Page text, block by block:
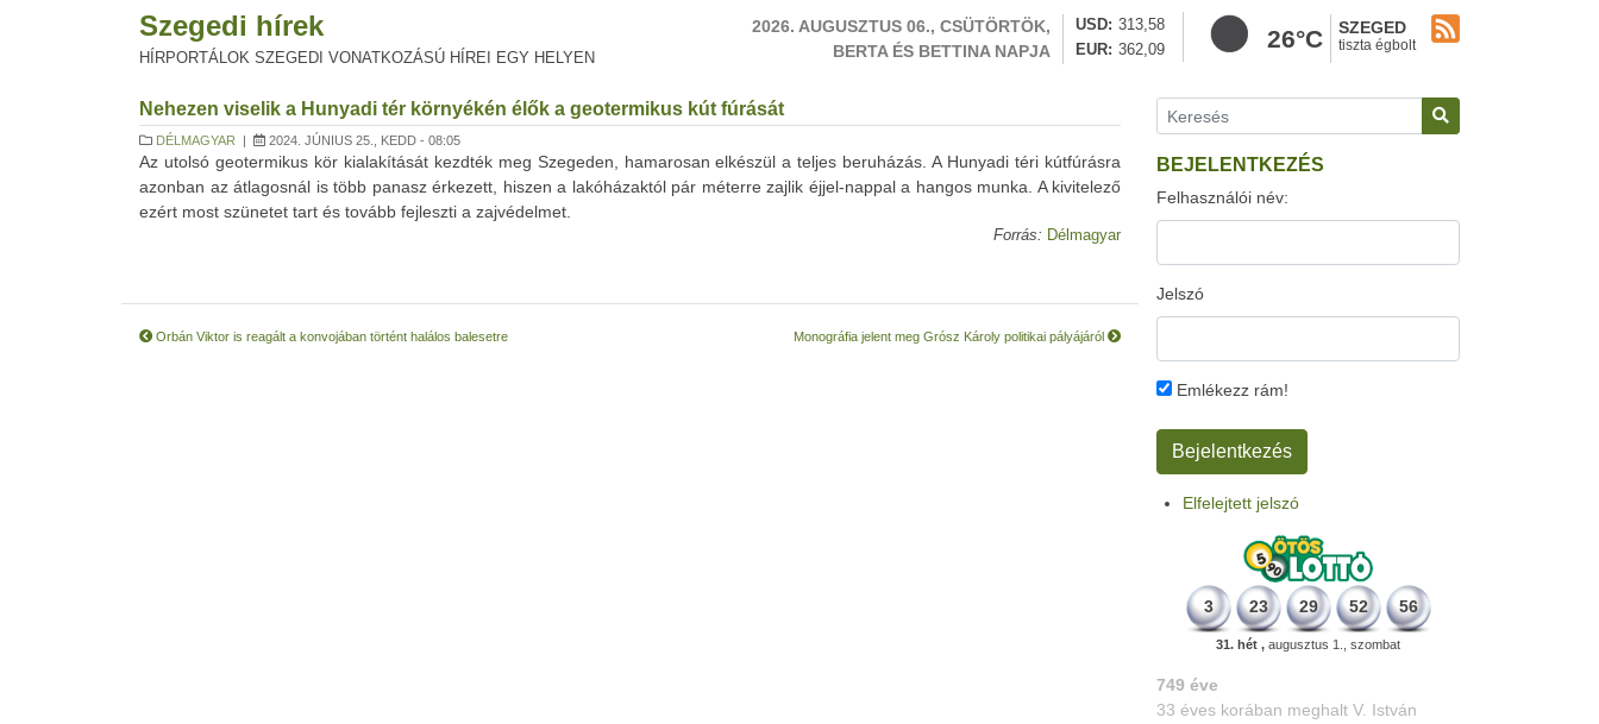
Szegedi hírek
HÍRPORTÁLOK SZEGEDI VONATKOZÁSÚ HÍREI EGY HELYEN
2026. AUGUSZTUS 06., CSÜTÖRTÖK,
BERTA ÉS BETTINA NAPJA
USD
313,58
EUR
362,09 26°C SZEGED
tiszta égbolt
Nehezen viselik a Hunyadi tér környékén élők a geotermikus kút fúrását
DÉLMAGYAR | 2024. JÚNIUS 25., KEDD - 08:05
Az utolsó geotermikus kör kialakítását kezdték meg Szegeden, hamarosan elkészül a teljes beruházás. A Hunyadi téri kútfúrásra
azonban az átlagosnál is több panasz érkezett, hiszen a lakóházaktól pár méterre zajlik éjjel-nappal a hangos munka. A kivitelező
ezért most szünetet tart és tovább fejleszti a zajvédelmet.
Forrás: Délmagyar
Orbán Viktor is reagált a konvojában történt halálos balesetre Monográfia jelent meg Grósz Károly politikai pályájáról
BEJELENTKEZÉS
Felhasználói név:
Jelszó
Emlékezz rám!
Elfelejtett jelszó
3 23 29 52 56
31. hét , augusztus 1., szombat
498 éve
A szávaszentdemeteri-nagyolaszi